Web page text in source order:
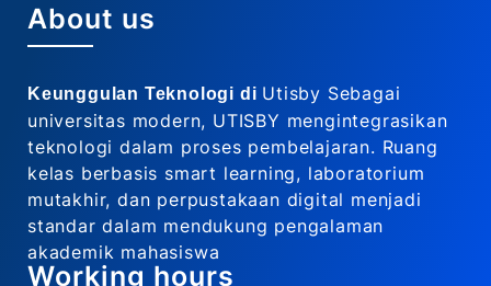
About us
Keunggulan Teknologi di Utisby Sebagai
universitas modern, UTISBY mengintegrasikan
teknologi dalam proses pembelajaran. Ruang
kelas berbasis smart learning, laboratorium
mutakhir, dan perpustakaan digital menjadi
standar dalam mendukung pengalaman
akademik mahasiswa
Working hours